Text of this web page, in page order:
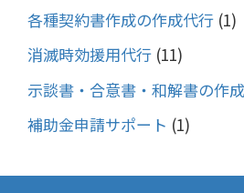
各種契約書作成の作成代行(1)
消滅時効援用代行(11)
示談書・合意書・和解書の作
補助金申請サポート (1)